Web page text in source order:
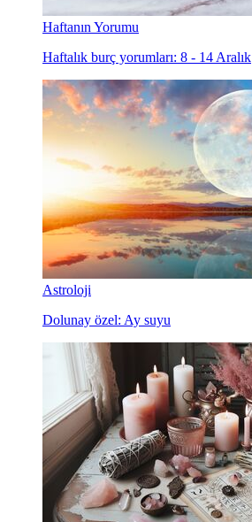
Haftanın Yorumu
Haftalık burç yorumları: 8 - 14 Aralık
Astroloji
Dolunay özel: Ay suyu